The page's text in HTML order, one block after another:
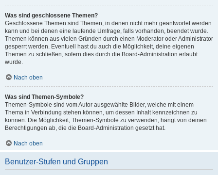
Was sind geschlossene Themen?
Geschlossene Themen sind Themen, in denen nicht mehr geantwortet werden
kann und bei denen eine laufende Umfrage, falls vorhanden, beendet wurde.
Themen können aus vielen Gründen durch einen Moderator oder Administrator
gesperrt werden. Eventuell hast du auch die Möglichkeit, deine eigenen
Themen zu schließen, sofern dies durch die Board-Administration erlaubt
wurde.
Nach oben
Was sind Themen-Symbole?
Themen-Symbole sind vom Autor ausgewählte Bilder, welche mit einem
Thema in Verbindung stehen können, um dessen Inhalt kennzeichnen zu
können. Die Möglichkeit, Themen-Symbole zu verwenden, hängt von deinen
Berechtigungen ab, die die Board-Administration gesetzt hat.
Nach oben
Benutzer-Stufen und Gruppen